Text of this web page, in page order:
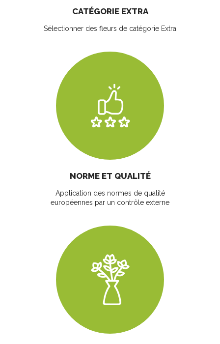
CATÉGORIE EXTRA
Sélectionner des fleurs de catégorie Extra
NORME ET QUALITÉ
Application des normes de qualité
européennes par un contrôle externe